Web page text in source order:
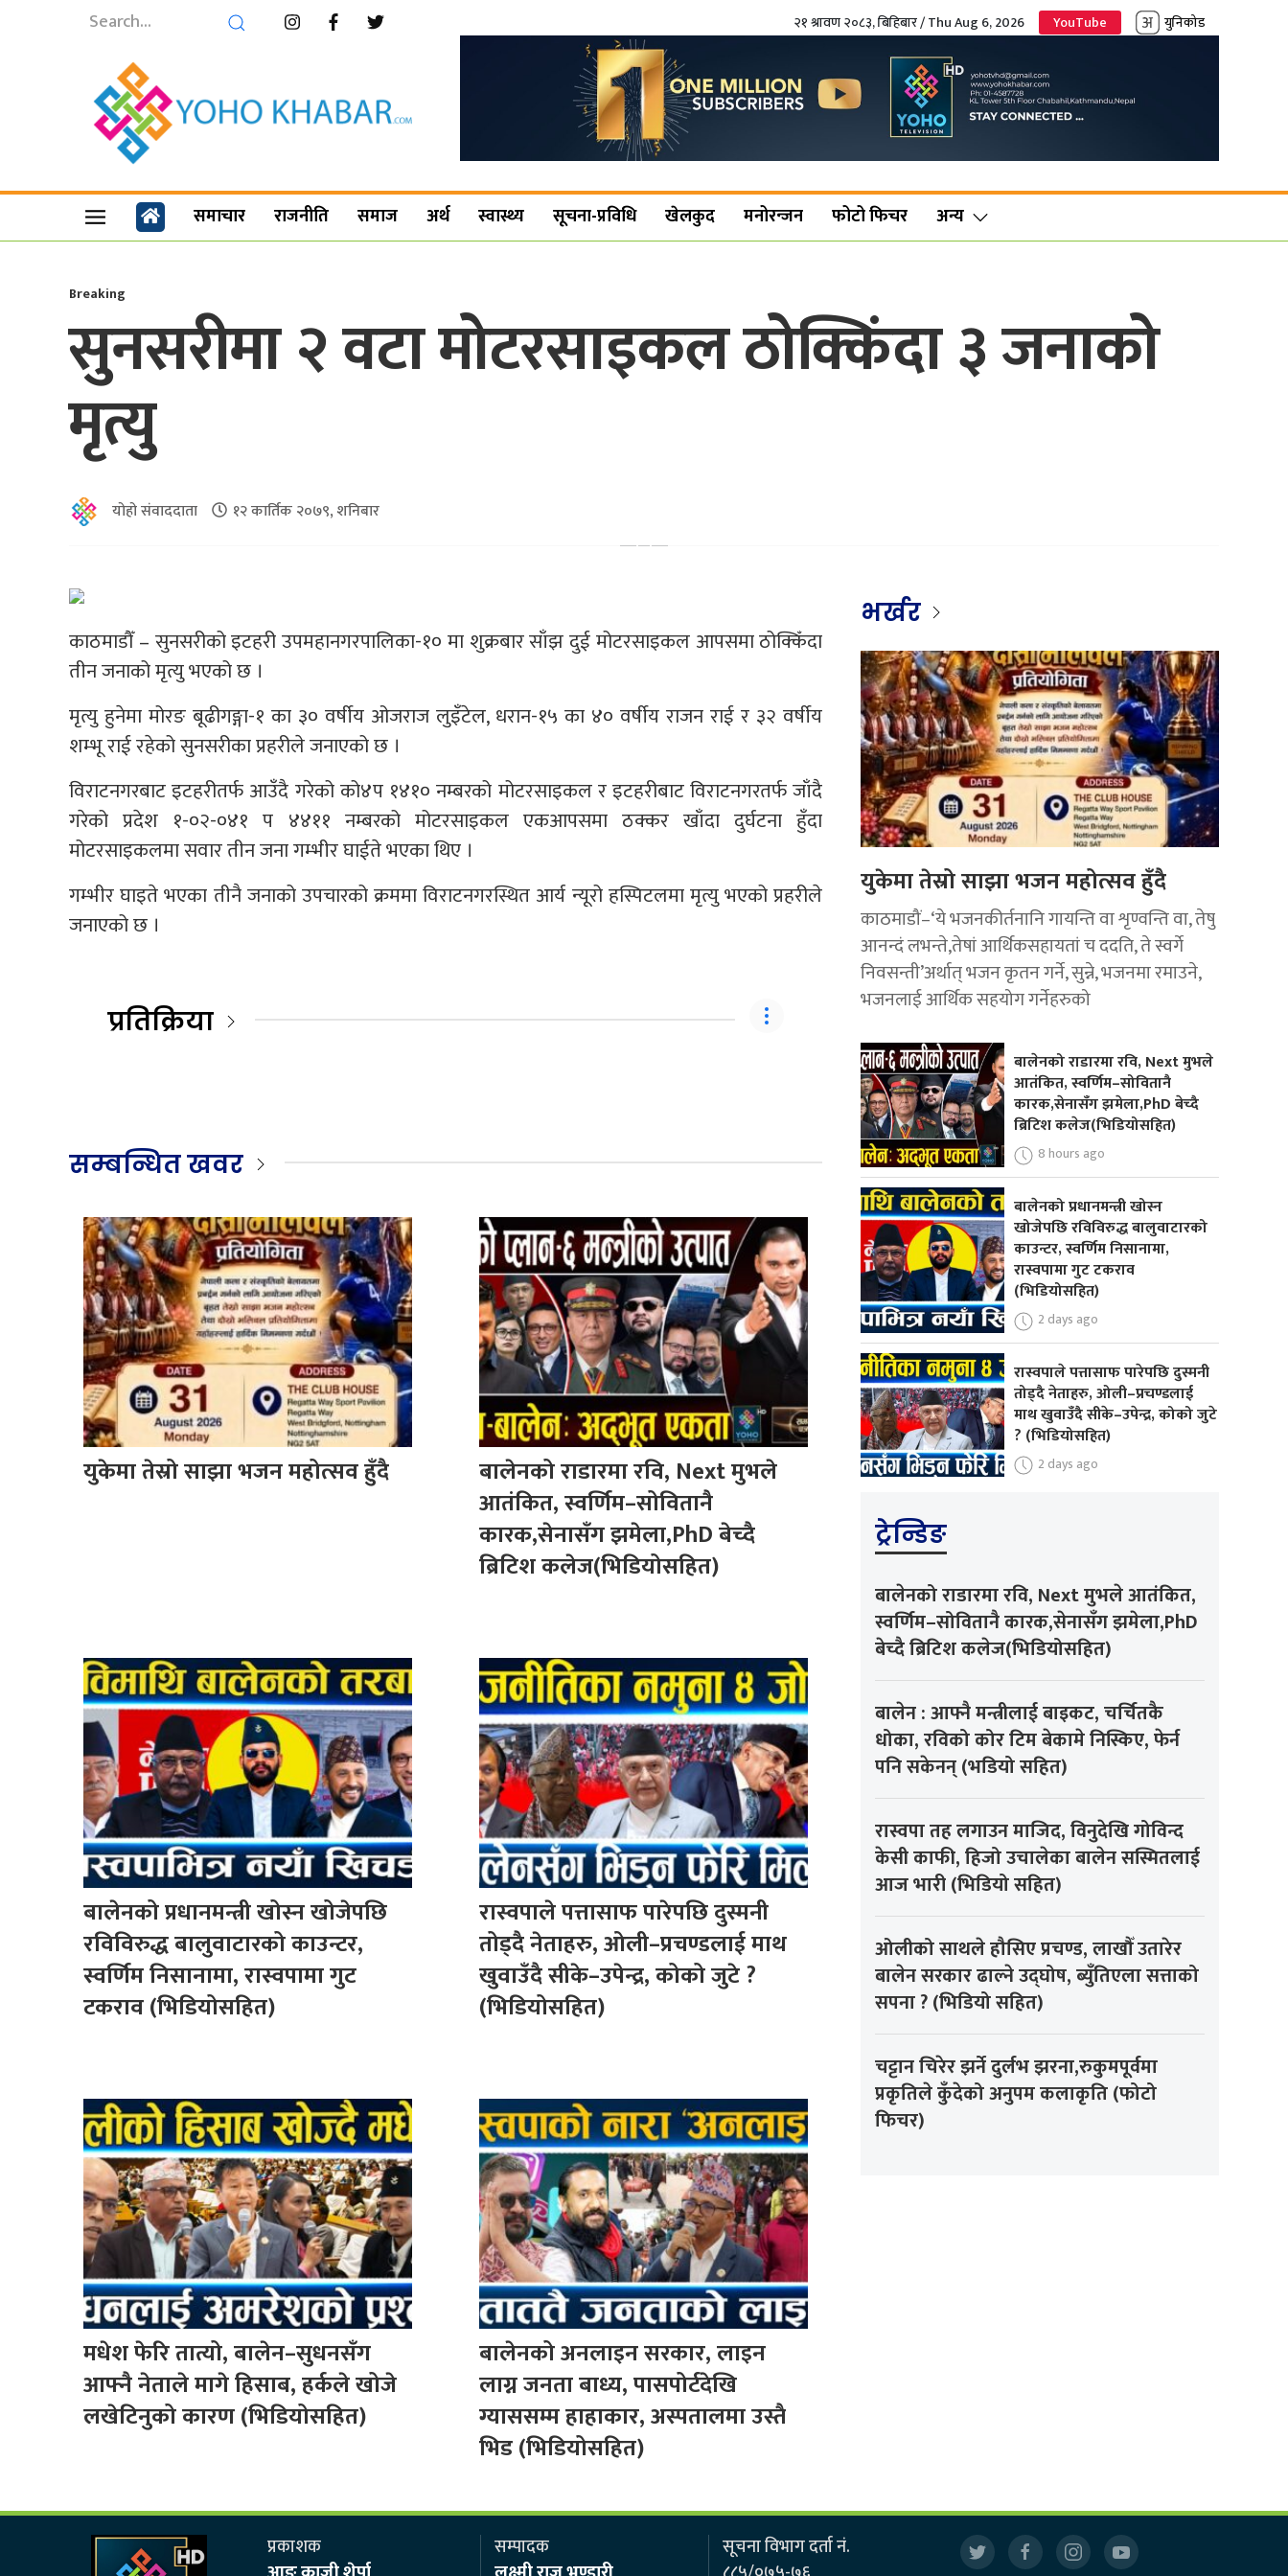
२१ श्रावण २०८३, बिहिबार / Thu Aug 6, 2026 YouTube युनिकोड
समाचार राजनीति समाज अर्थ स्वास्थ्य सूचना-प्रविधि खेलकुद मनोरन्जन फोटो फिचर अन्य
Breaking
सुनसरीमा २ वटा मोटरसाइकल ठोक्किंदा ३ जनाको
मृत्यु
योहो संवाददाता १२ कार्तिक २०७९, शनिबार
काठमाडौँ – सुनसरीको इटहरी उपमहानगरपालिका-१० मा शुक्रबार साँझ दुई मोटरसाइकल आपसमा ठोक्किँदा
तीन जनाको मृत्यु भएको छ ।
मृत्यु हुनेमा मोरङ बूढीगङ्गा-१ का ३० वर्षीय ओजराज लुइँटेल, धरान-१५ का ४० वर्षीय राजन राई र ३२ वर्षीय
शम्भू राई रहेको सुनसरीका प्रहरीले जनाएको छ ।
विराटनगरबाट इटहरीतर्फ आउँदै गरेको को४प १४१० नम्बरको मोटरसाइकल र इटहरीबाट विराटनगरतर्फ जाँदै
गरेको प्रदेश १-०२-०४१ प ४४११ नम्बरको मोटरसाइकल एकआपसमा ठक्कर खाँदा दुर्घटना हुँदा
मोटरसाइकलमा सवार तीन जना गम्भीर घाईते भएका थिए ।
गम्भीर घाइते भएका तीनै जनाको उपचारको क्रममा विराटनगरस्थित आर्य न्यूरो हस्पिटलमा मृत्यु भएको प्रहरीले
जनाएको छ ।
प्रतिक्रिया
सम्बन्धित खवर
युकेमा तेस्रो साझा भजन महोत्सव हुँदै
बालेनको राडारमा रवि, Next मुभले
आतंकित, स्वर्णिम–सोवितानै
कारक,सेनासँग झमेला,PhD बेच्दै
ब्रिटिश कलेज(भिडियोसहित)
बालेनको प्रधानमन्त्री खोस्न खोजेपछि
रविविरुद्ध बालुवाटारको काउन्टर,
स्वर्णिम निसानामा, रास्वपामा गुट
टकराव (भिडियोसहित)
रास्वपाले पत्तासाफ पारेपछि दुस्मनी
तोड्दै नेताहरु, ओली–प्रचण्डलाई माथ
खुवाउँदै सीके–उपेन्द्र, कोको जुटे ?
(भिडियोसहित)
मधेश फेरि तात्यो, बालेन–सुधनसँग
आफ्नै नेताले मागे हिसाब, हर्कले खोजे
लखेटिनुको कारण (भिडियोसहित)
बालेनको अनलाइन सरकार, लाइन
लाग्न जनता बाध्य, पासपोर्टदेखि
ग्याससम्म हाहाकार, अस्पतालमा उस्तै
भिड (भिडियोसहित)
भर्खर
युकेमा तेस्रो साझा भजन महोत्सव हुँदै
काठमाडौं–‘ये भजनकीर्तनानि गायन्ति वा शृण्वन्ति वा, तेषु
आनन्दं लभन्ते,तेषां आर्थिकसहायतां च ददति, ते स्वर्गे
निवसन्ती’अर्थात् भजन कृतन गर्ने, सुन्ने, भजनमा रमाउने,
भजनलाई आर्थिक सहयोग गर्नेहरुको
बालेनको राडारमा रवि, Next मुभले
आतंकित, स्वर्णिम–सोवितानै
कारक,सेनासँग झमेला,PhD बेच्दै
ब्रिटिश कलेज(भिडियोसहित)
8 hours ago
बालेनको प्रधानमन्त्री खोस्न
खोजेपछि रविविरुद्ध बालुवाटारको
काउन्टर, स्वर्णिम निसानामा,
रास्वपामा गुट टकराव
(भिडियोसहित)
2 days ago
रास्वपाले पत्तासाफ पारेपछि दुस्मनी
तोड्दै नेताहरु, ओली–प्रचण्डलाई
माथ खुवाउँदै सीके–उपेन्द्र, कोको जुटे
? (भिडियोसहित)
2 days ago
ट्रेन्डिङ
बालेनको राडारमा रवि, Next मुभले आतंकित,
स्वर्णिम–सोवितानै कारक,सेनासँग झमेला,PhD
बेच्दै ब्रिटिश कलेज(भिडियोसहित)
बालेन : आफ्नै मन्त्रीलाई बाइकट, चर्चितकै
धोका, रविको कोर टिम बेकामे निस्किए, फेर्न
पनि सकेनन् (भडियो सहित)
रास्वपा तह लगाउन माजिद, विनुदेखि गोविन्द
केसी काफी, हिजो उचालेका बालेन सस्मितलाई
आज भारी (भिडियो सहित)
ओलीको साथले हौसिए प्रचण्ड, लाखौँ उतारेर
बालेन सरकार ढाल्ने उद्घोष, ब्युँतिएला सत्ताको
सपना ? (भिडियो सहित)
चट्टान चिरेर झर्ने दुर्लभ झरना,रुकुमपूर्वमा
प्रकृतिले कुँदेको अनुपम कलाकृति (फोटो
फिचर)
प्रकाशक सम्पादक
सूचना विभाग दर्ता नं.